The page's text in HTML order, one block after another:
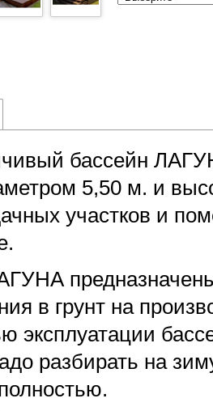
бассейн
5,50 м. и
участков и
в грунт на
эксплуатации
разбирать на